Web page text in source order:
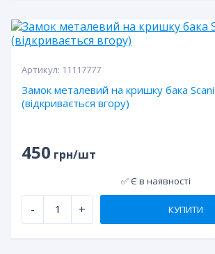
Артикул: 11117777
Замок металевий на кришку бака
(відкривається вгору)
450 грн/шт
✅ Є в наявності
- + КУПИТИ